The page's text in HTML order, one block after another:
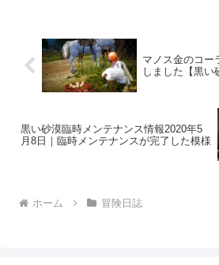
マノス金のコー
しました【黒い
黒い砂漠臨時メンテナンス情報2020年5
月8日｜臨時メンテナンスが完了した模様
ホーム 冒険日誌